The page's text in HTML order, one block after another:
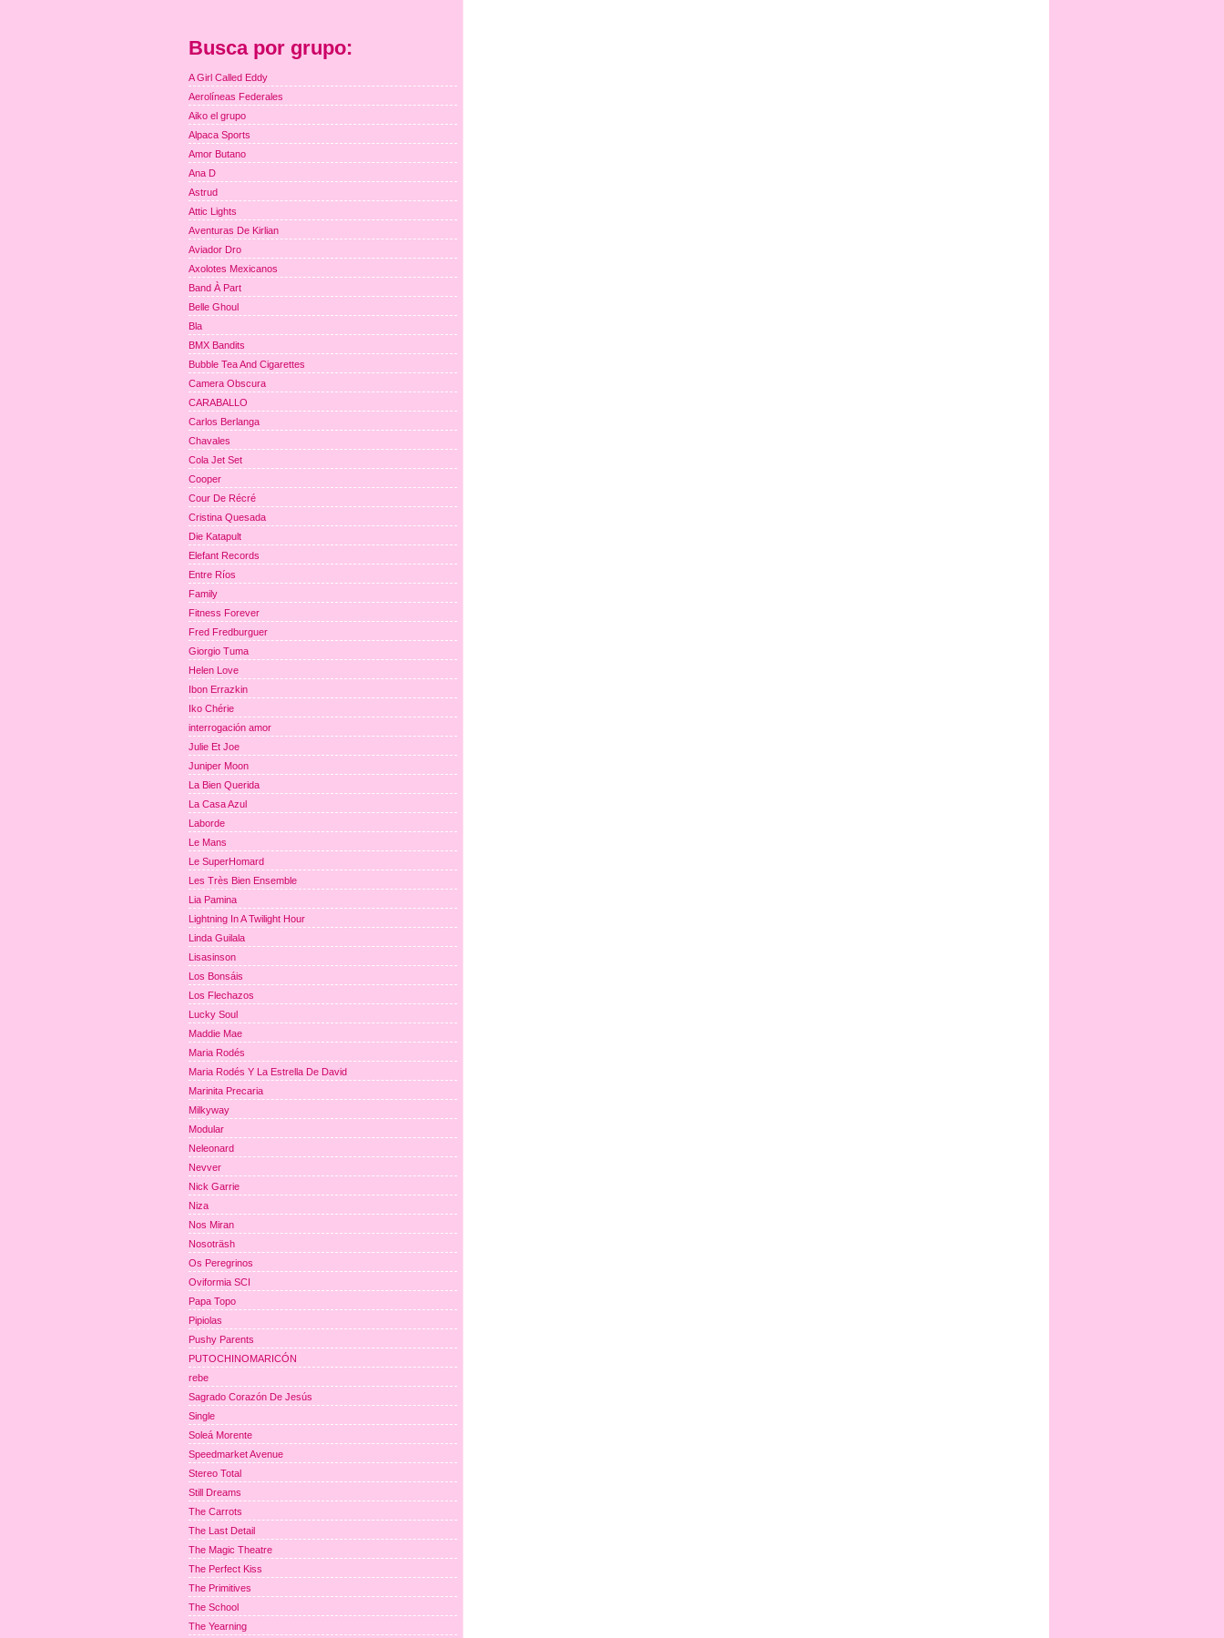
Busca por grupo:
A Girl Called Eddy
Aerolíneas Federales
Aiko el grupo
Alpaca Sports
Amor Butano
Ana D
Astrud
Attic Lights
Aventuras De Kirlian
Aviador Dro
Axolotes Mexicanos
Band À Part
Belle Ghoul
Bla
BMX Bandits
Bubble Tea And Cigarettes
Camera Obscura
CARABALLO
Carlos Berlanga
Chavales
Cola Jet Set
Cooper
Cour De Récré
Cristina Quesada
Die Katapult
Elefant Records
Entre Ríos
Family
Fitness Forever
Fred Fredburguer
Giorgio Tuma
Helen Love
Ibon Errazkin
Iko Chérie
interrogación amor
Julie Et Joe
Juniper Moon
La Bien Querida
La Casa Azul
Laborde
Le Mans
Le SuperHomard
Les Très Bien Ensemble
Lia Pamina
Lightning In A Twilight Hour
Linda Guilala
Lisasinson
Los Bonsáis
Los Flechazos
Lucky Soul
Maddie Mae
Maria Rodés
Maria Rodés Y La Estrella De David
Marinita Precaria
Milkyway
Modular
Neleonard
Nevver
Nick Garrie
Niza
Nos Miran
Nosoträsh
Os Peregrinos
Oviformia SCI
Papa Topo
Pipiolas
Pushy Parents
PUTOCHINOMARICÓN
rebe
Sagrado Corazón De Jesús
Single
Soleá Morente
Speedmarket Avenue
Stereo Total
Still Dreams
The Carrots
The Last Detail
The Magic Theatre
The Perfect Kiss
The Primitives
The School
The Yearning